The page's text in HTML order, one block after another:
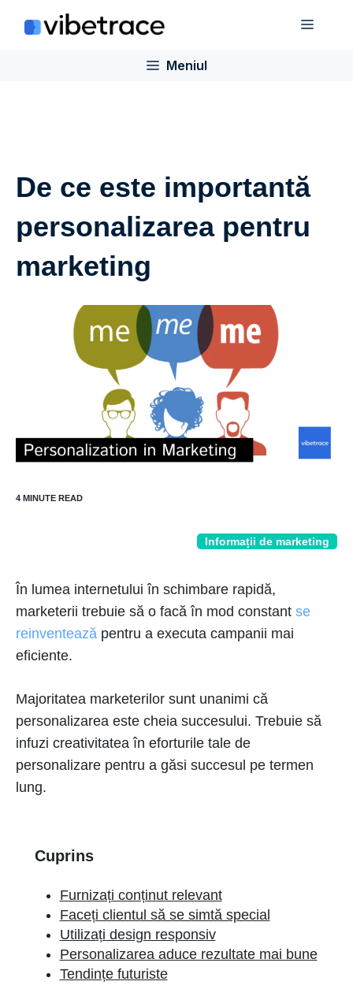
Meniul
De ce este importantă
personalizarea pentru
marketing
Informații de marketing
În lumea internetului în schimbare rapidă,
marketerii trebuie să o facă în mod constant se
reinventează pentru a executa campanii mai
eficiente.
Majoritatea marketerilor sunt unanimi că
personalizarea este cheia succesului. Trebuie să
infuzi creativitatea în eforturile tale de
personalizare pentru a găsi succesul pe termen
lung.
Cuprins
Furnizați conținut relevant
Faceți clientul să se simtă special
Utilizați design responsiv
Personalizarea aduce rezultate mai bune
Tendințe futuriste